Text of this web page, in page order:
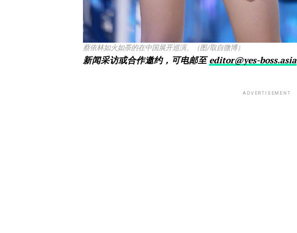
蔡依林如火如荼的在中国展开巡演。（图/取自微博）
新闻采访或合作邀约，可电邮至editor@yes-boss.asia
ADVERTISEMENT